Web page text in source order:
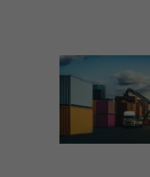
voluntário do Brasil
contribuições da
especialistas e
avaliar os desafios
mercado. Conheça